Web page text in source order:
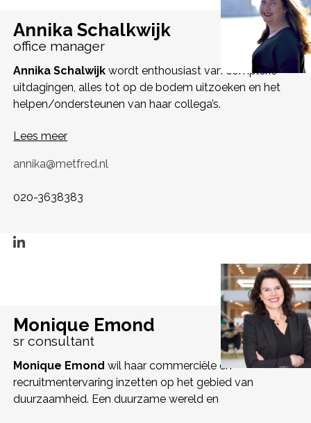
Annika Schalkwijk
office manager
Annika Schalwijk wordt enthousiast van complexe
uitdagingen, alles tot op de bodem uitzoeken en het
helpen/ondersteunen van haar collega’s.
Lees meer
annika@metfred.nl
020-3638383
Monique Emond
sr consultant
Monique Emond wil haar commerciële en
recruitmentervaring inzetten op het gebied van
duurzaamheid. Een duurzame wereld en